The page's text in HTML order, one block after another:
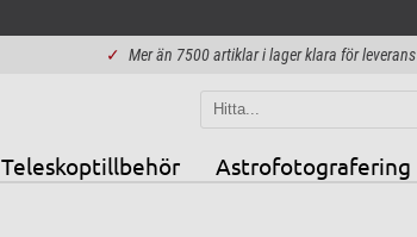
✓ Mer än 7500 artiklar i lager klara för leverans
Teleskoptillbehör Astrofotografering